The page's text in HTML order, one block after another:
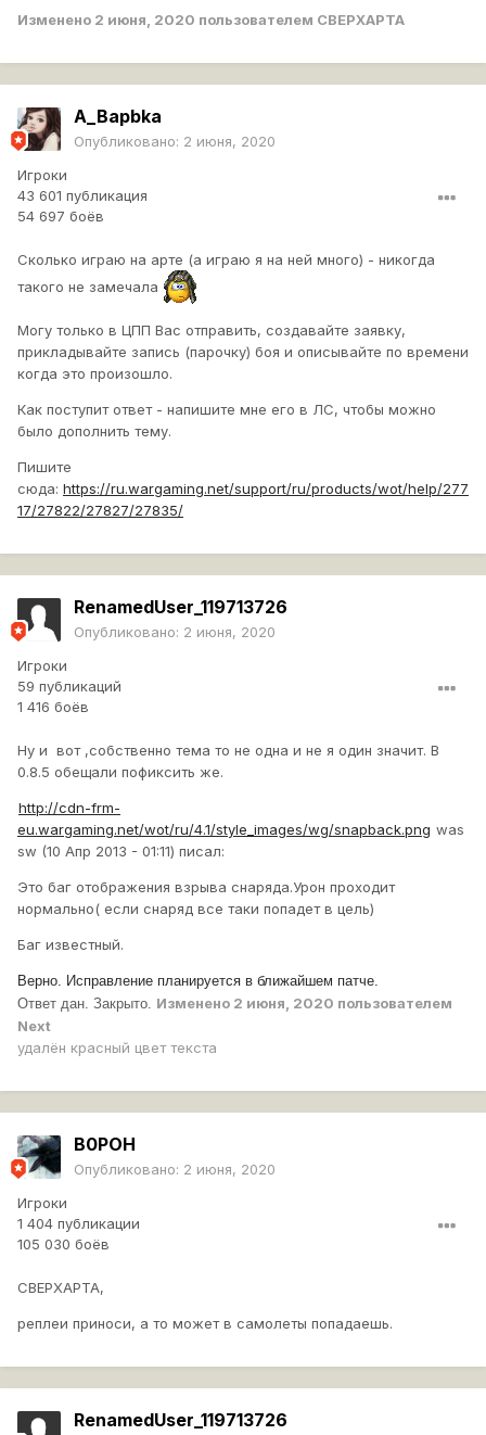
Изменено 2 июня, 2020 пользователем CBEPXAPTA
A_Bapbka
Опубликовано: 2 июня, 2020
Игроки
43 601 публикация
54 697 боёв
Сколько играю на арте (а играю я на ней много) - никогда
такого не замечала
Могу только в ЦПП Вас отправить, создавайте заявку,
прикладывайте запись (парочку) боя и описывайте по времени
когда это произошло.
Как поступит ответ - напишите мне его в ЛС, чтобы можно
было дополнить тему.
Пишите
сюда: https://ru.wargaming.net/support/ru/products/wot/help/277
17/27822/27827/27835/
RenamedUser_119713726
Опубликовано: 2 июня, 2020
Игроки
59 публикаций
1 416 боёв
Ну и вот ,собственно тема то не одна и не я один значит. В
0.8.5 обещали пофиксить же.
http://cdn-frm-
eu.wargaming.net/wot/ru/4.1/style_images/wg/snapback.png was
sw (10 Апр 2013 - 01:11) писал:
Это баг отображения взрыва снаряда.Урон проходит
нормально( если снаряд все таки попадет в цель)
Баг известный.
Верно. Исправление планируется в ближайшем патче.
Ответ дан. Закрыто. Изменено 2 июня, 2020 пользователем
Next
удалён красный цвет текста
B0POH
Опубликовано: 2 июня, 2020
Игроки
1 404 публикации
105 030 боёв
CBEPXAPTA,
реплеи приноси, а то может в самолеты попадаешь.
RenamedUser_119713726